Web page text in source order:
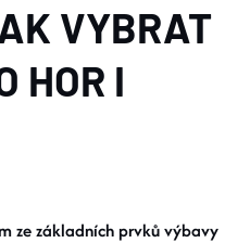
VYBRAT
HOR I
ze základních prvků výbavy